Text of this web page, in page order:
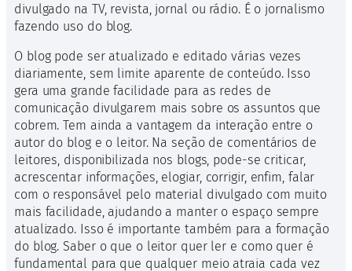
divulgado na TV, revista, jornal ou rádio. É o jornalismo
fazendo uso do blog.
O blog pode ser atualizado e editado várias vezes
diariamente, sem limite aparente de conteúdo. Isso
gera uma grande facilidade para as redes de
comunicação divulgarem mais sobre os assuntos que
cobrem. Tem ainda a vantagem da interação entre o
autor do blog e o leitor. Na seção de comentários de
leitores, disponibilizada nos blogs, pode-se criticar,
acrescentar informações, elogiar, corrigir, enfim, falar
com o responsável pelo material divulgado com muito
mais facilidade, ajudando a manter o espaço sempre
atualizado. Isso é importante também para a formação
do blog. Saber o que o leitor quer ler e como quer é
fundamental para que qualquer meio atraia cada vez